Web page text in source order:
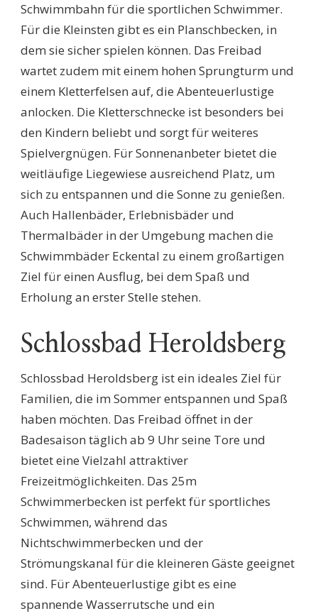
Schwimmbahn für die sportlichen Schwimmer.
Für die Kleinsten gibt es ein Planschbecken, in
dem sie sicher spielen können. Das Freibad
wartet zudem mit einem hohen Sprungturm und
einem Kletterfelsen auf, die Abenteuerlustige
anlocken. Die Kletterschnecke ist besonders bei
den Kindern beliebt und sorgt für weiteres
Spielvergnügen. Für Sonnenanbeter bietet die
weitläufige Liegewiese ausreichend Platz, um
sich zu entspannen und die Sonne zu genießen.
Auch Hallenbäder, Erlebnisbäder und
Thermalbäder in der Umgebung machen die
Schwimmbäder Eckental zu einem großartigen
Ziel für einen Ausflug, bei dem Spaß und
Erholung an erster Stelle stehen.
Schlossbad Heroldsberg
Schlossbad Heroldsberg ist ein ideales Ziel für
Familien, die im Sommer entspannen und Spaß
haben möchten. Das Freibad öffnet in der
Badesaison täglich ab 9 Uhr seine Tore und
bietet eine Vielzahl attraktiver
Freizeitmöglichkeiten. Das 25m
Schwimmerbecken ist perfekt für sportliches
Schwimmen, während das
Nichtschwimmerbecken und der
Strömungskanal für die kleineren Gäste geeignet
sind. Für Abenteuerlustige gibt es eine
spannende Wasserrutsche und ein